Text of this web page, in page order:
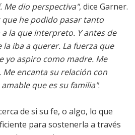
Me dio perspectiva", dice Garner.
que he podido pasar tanto
la que interpreto. Y antes de
iba a querer. La fuerza que
yo aspiro como madre. Me
Me encanta su relación con
que es su familia".
de si su fe, o algo, lo que
para sostenerla a través